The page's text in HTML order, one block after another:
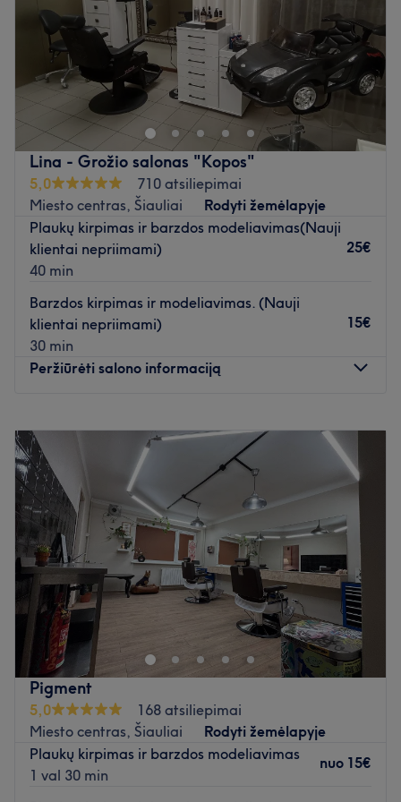
Kalbos: lietuvių ir rusų.
Atidaryti salono profilį
Sekmadienis
Uždaryta
Mr. Trashman is first men only barbershop in Šiauliai.
Fresh haircuts cold beers and lots of rock'n roll it's the
best we have to offer.
Atidaryti salono profilį
Lina - Grožio salonas "Kopos"
5,0
710 atsiliepimai
Miesto centras, Šiauliai
Rodyti žemėlapyje
Plaukų kirpimas ir barzdos modeliavimas(Nauji
klientai nepriimami)
40 min
25€
Barzdos kirpimas ir modeliavimas. (Nauji
klientai nepriimami)
30 min
15€
Peržiūrėti salono informaciją
20:00
Trečiadienis
20:00
Ketvirtadienis
Penktadienis
Šeštadienis
10:00–18:00
Sekmadienis
10:00
Atnaujinkite savo išvaizdą pas Liną, kuri dirba grožio
salone Kopos Tilžės prekybos centre, Šiauliuose.
Atliekamos paslaugos: vyriškas plaukų kirpimas ir
modeliavimas, suṣ̌ukavimas, barzdos formavimas,
vaikiški kirpimai. Mažus vaikučius kerpamame specialioje
mašinytėje. Tai tik kelios šios puikios kirpėjos siūlomos
paslaugos. Salone už paslaugas galima atsiskaityti tiek
grynaisiais, tiek kortele.
Artimiausias viešasis transportas:
Pigment
5,0
168 atsiliepimai
Miesto centras, Šiauliai
Rodyti žemėlapyje
Plaukų kirpimas ir barzdos modeliavimas
1 val 30 min
nuo 15€